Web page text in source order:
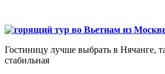
Гостиницу лучше выбрать в Нячанге,
стабильная